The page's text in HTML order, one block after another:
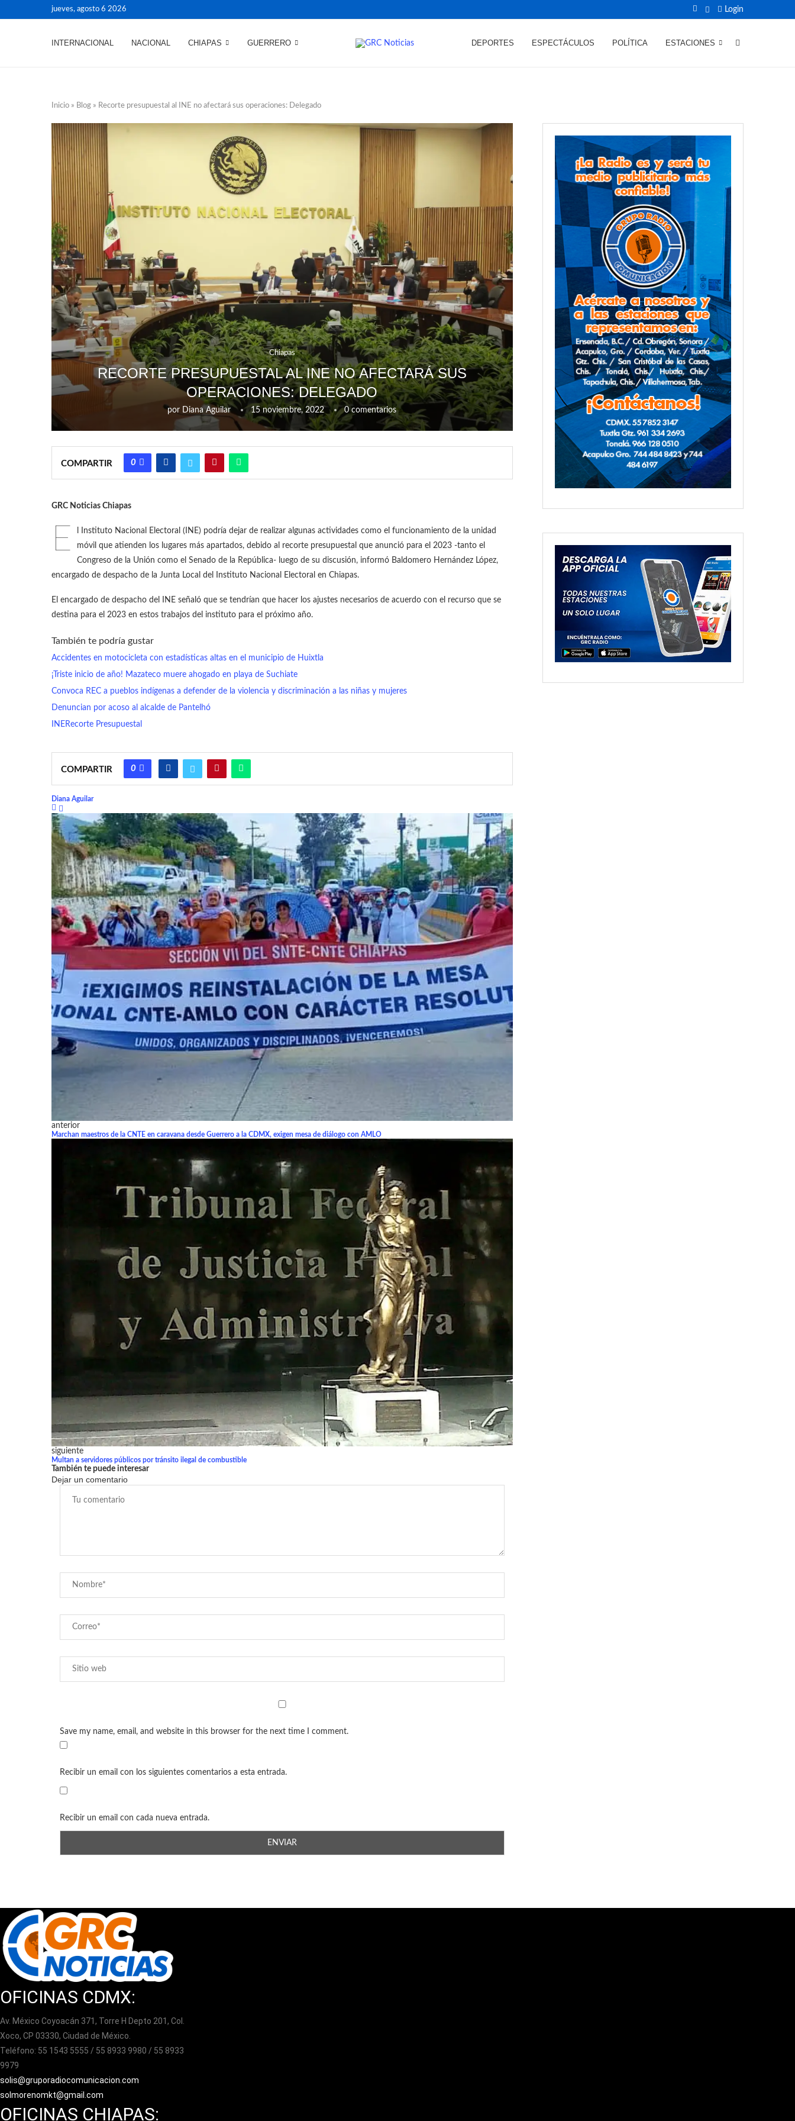
jueves, agosto 6 2026 Login
INTERNACIONAL NACIONAL CHIAPAS GUERRERO DEPORTES ESPECTÁCULOS POLÍTICA ESTACIONES
Inicio » Blog » Recorte presupuestal al INE no afectará sus operaciones: Delegado
Chiapas
RECORTE PRESUPUESTAL AL INE NO AFECTARÁ SUS
OPERACIONES: DELEGADO
por Diana Aguilar 15 noviembre, 2022 0 comentarios
COMPARTIR 0
GRC Noticias Chiapas
E
l Instituto Nacional Electoral (INE) podría dejar de realizar algunas actividades como el funcionamiento de la unidad
móvil que atienden los lugares más apartados, debido al recorte presupuestal que anunció para el 2023 -tanto el
Congreso de la Unión como el Senado de la República- luego de su discusión, informó Baldomero Hernández López,
encargado de despacho de la Junta Local del Instituto Nacional Electoral en Chiapas.
El encargado de despacho del INE señaló que se tendrían que hacer los ajustes necesarios de acuerdo con el recurso que se
destina para el 2023 en estos trabajos del instituto para el próximo año.
También te podría gustar
Accidentes en motocicleta con estadísticas altas en el municipio de Huixtla
¡Triste inicio de año! Mazateco muere ahogado en playa de Suchiate
Convoca REC a pueblos indígenas a defender de la violencia y discriminación a las niñas y mujeres
Denuncian por acoso al alcalde de Pantelhó
INERecorte Presupuestal
COMPARTIR 0
Diana Aguilar
anterior
Marchan maestros de la CNTE en caravana desde Guerrero a la CDMX, exigen mesa de diálogo con AMLO
siguiente
Multan a servidores públicos por tránsito ilegal de combustible
También te puede interesar
Dejar un comentario
Save my name, email, and website in this browser for the next time I comment.
Recibir un email con los siguientes comentarios a esta entrada.
Recibir un email con cada nueva entrada.
OFICINAS CDMX:
Av. México Coyoacán 371, Torre H Depto 201, Col.
Xoco, CP 03330, Ciudad de México.
Teléfono: 55 1543 5555 / 55 8933 9980 / 55 8933
9979
solis@gruporadiocomunicacion.com
solmorenomkt@gmail.com
OFICINAS CHIAPAS: